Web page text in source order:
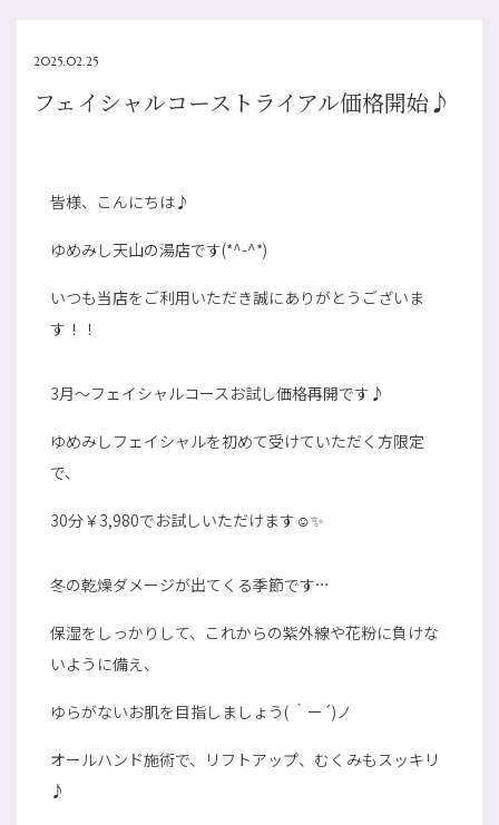
2025.02.25
フェイシャルコーストライアル価格開始♪
皆様、こんにちは♪
ゆめみし天山の湯店です(*^-^*)
いつも当店をご利用いただき誠にありがとうございま
す！！
3月～フェイシャルコースお試し価格再開です♪
ゆめみしフェイシャルを初めて受けていただく方限定
で、
30分￥3,980でお試しいただけます☺✨
冬の乾燥ダメージが出てくる季節です…
保湿をしっかりして、これからの紫外線や花粉に負けな
いように備え、
ゆらがないお肌を目指しましょう( ｀ー´)ノ
オールハンド施術で、リフトアップ、むくみもスッキリ
♪